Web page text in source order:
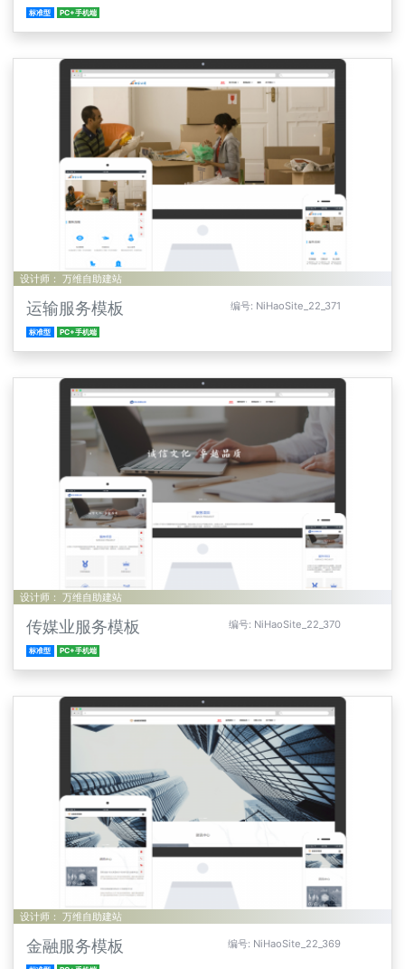
标准型 PC+手机端
设计师： 万维自助建站
运输服务模板 编号: NiHaoSite_22_371
标准型 PC+手机端
设计师： 万维自助建站
传媒业服务模板 编号: NiHaoSite_22_370
标准型 PC+手机端
设计师： 万维自助建站
金融服务模板 编号: NiHaoSite_22_369